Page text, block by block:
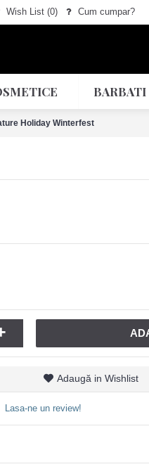
Wish List (0) Cum cumpar?
BARBATI
Holiday Winterfest
Adaugă in Wishlist
Lasa-ne un review!